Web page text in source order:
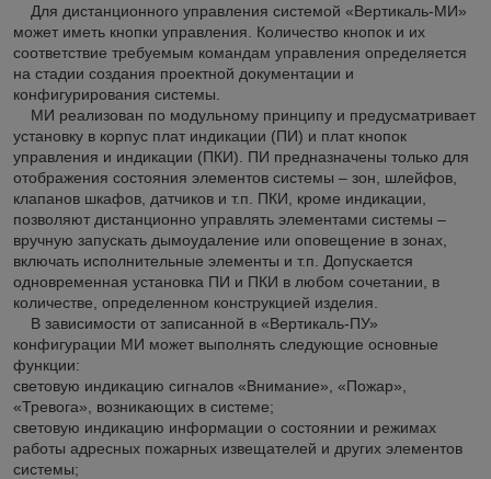
Для дистанционного управления системой «Вертикаль-МИ»
может иметь кнопки управления. Количество кнопок и их
соответствие требуемым командам управления определяется
на стадии создания проектной документации и
конфигурирования системы.
МИ реализован по модульному принципу и предусматривает
установку в корпус плат индикации (ПИ) и плат кнопок
управления и индикации (ПКИ). ПИ предназначены только для
отображения состояния элементов системы – зон, шлейфов,
клапанов шкафов, датчиков и т.п. ПКИ, кроме индикации,
позволяют дистанционно управлять элементами системы –
вручную запускать дымоудаление или оповещение в зонах,
включать исполнительные элементы и т.п. Допускается
одновременная установка ПИ и ПКИ в любом сочетании, в
количестве, определенном конструкцией изделия.
В зависимости от записанной в «Вертикаль-ПУ»
конфигурации МИ может выполнять следующие основные
функции:
световую индикацию сигналов «Внимание», «Пожар»,
«Тревога», возникающих в системе;
световую индикацию информации о состоянии и режимах
работы адресных пожарных извещателей и других элементов
системы;